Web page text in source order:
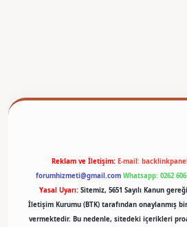
Reklam ve İletişim: E-mail:
forumhizmeti@gmail.com Whatsapp: 0262 606
Yasal Uyarı: Sitemiz, 5651 Sayılı Kanun
İletişim Kurumu (BTK) tarafından onaylanmış
vermektedir. Bu nedenle, sitedeki içerikleri